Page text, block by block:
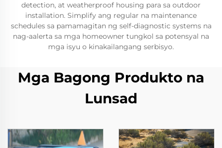
detection, at weatherproof housing para sa outdoor
installation. Simplify ang regular na maintenance
schedules sa pamamagitan ng self-diagnostic systems na
nag-aalerta sa mga homeowner tungkol sa potensyal na
mga isyu o kinakailangang serbisyo.
Mga Bagong Produkto na
Lunsad